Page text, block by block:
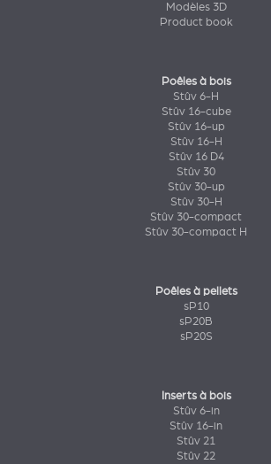
Modèles 3D
Product book
Poêles à bois
Stûv 6-H
Stûv 16-cube
Stûv 16-up
Stûv 16-H
Stûv 16 D4
Stûv 30
Stûv 30-up
Stûv 30-H
Stûv 30-compact
Stûv 30-compact H
Poêles à pellets
sP10
sP20B
sP20S
Inserts à bois
Stûv 6-in
Stûv 16-in
Stûv 21
Stûv 22